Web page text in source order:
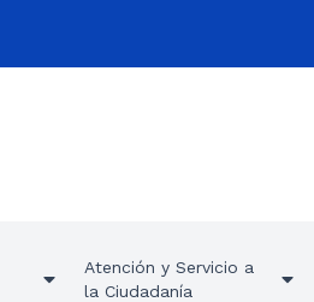
Atención y Servicio a
la Ciudadanía